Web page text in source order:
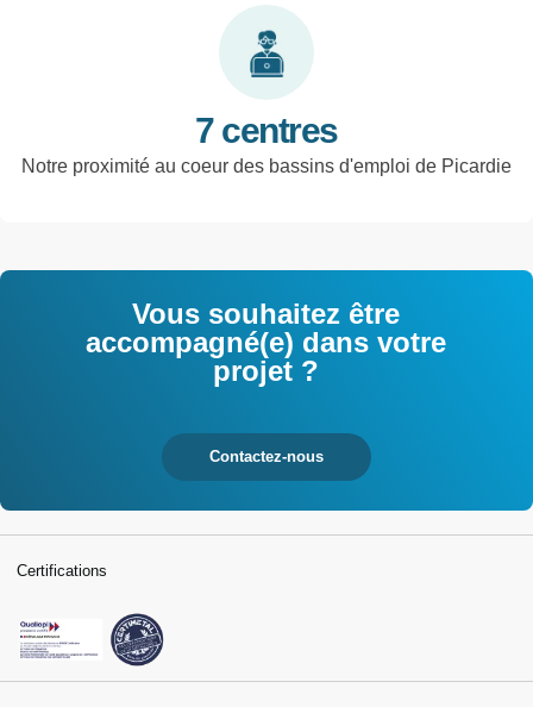
7 centres
Notre proximité au coeur des bassins d'emploi de Picardie
Vous souhaitez être
accompagné(e) dans votre
projet ?
Contactez-nous
Certifications